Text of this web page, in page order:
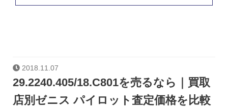
2018.11.07
29.2240.405/18.C801を売るなら｜買取
店別ゼニス パイロット査定価格を比較